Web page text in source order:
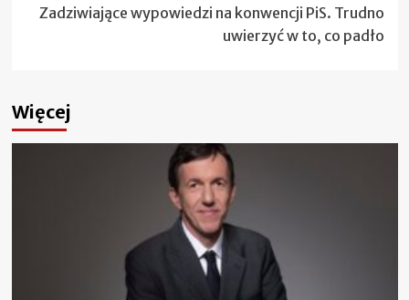
Zadziwiające wypowiedzi na konwencji PiS. Trudno
uwierzyć w to, co padło
Więcej